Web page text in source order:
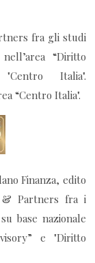
fra gli studi
“Diritto
Italia".
“Centro Italia".
Finanza, edito
& Partners fra i
base nazionale
e "Diritto